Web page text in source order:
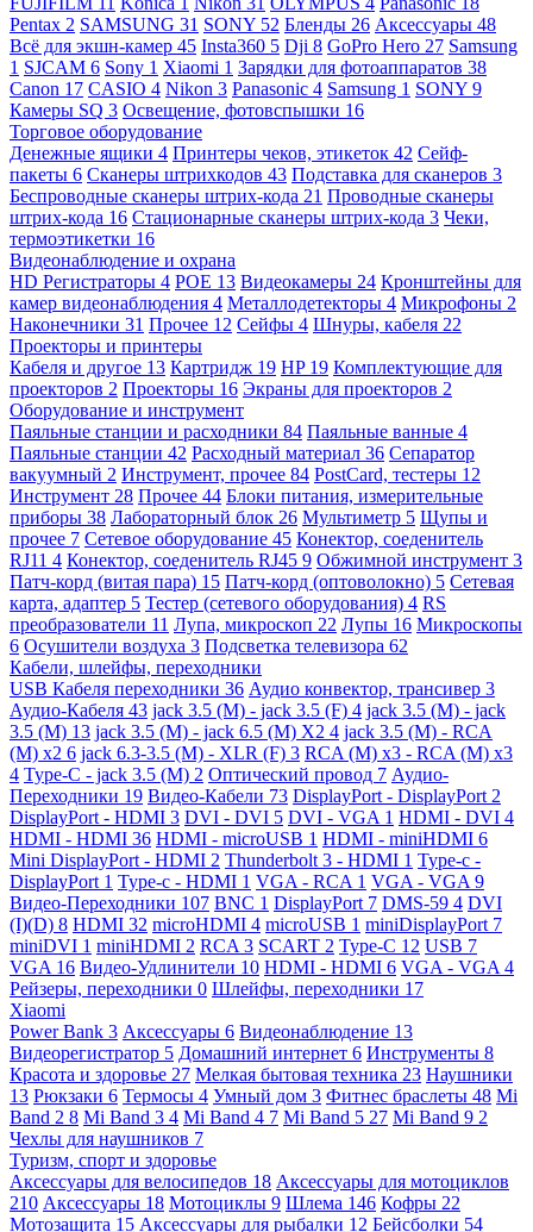
Pentax 2 SAMSUNG 31 SONY 52 Бленды 26 Аксессуары 48
Всё для экшн-камер 45 Insta360 5 Dji 8 GoPro Hero 27 Samsung
1 SJCAM 6 Sony 1 Xiaomi 1 Зарядки для фотоаппаратов 38
Canon 17 CASIO 4 Nikon 3 Panasonic 4 Samsung 1 SONY 9
Камеры SQ 3 Освещение, фотовспышки 16
Торговое оборудование
Денежные ящики 4 Принтеры чеков, этикеток 42 Сейф-
пакеты 6 Сканеры штрихкодов 43 Подставка для сканеров 3
Беспроводные сканеры штрих-кода 21 Проводные сканеры
штрих-кода 16 Стационарные сканеры штрих-кода 3 Чеки,
термоэтикетки 16
Видеонаблюдение и охрана
HD Регистраторы 4 POE 13 Видеокамеры 24 Кронштейны для
камер видеонаблюдения 4 Металлодетекторы 4 Микрофоны 2
Наконечники 31 Прочее 12 Сейфы 4 Шнуры, кабеля 22
Проекторы и принтеры
Кабеля и другое 13 Картридж 19 HP 19 Комплектующие для
проекторов 2 Проекторы 16 Экраны для проекторов 2
Оборудование и инструмент
Паяльные станции и расходники 84 Паяльные ванные 4
Паяльные станции 42 Расходный материал 36 Сепаратор
вакуумный 2 Инструмент, прочее 84 PostCard, тестеры 12
Инструмент 28 Прочее 44 Блоки питания, измерительные
приборы 38 Лабораторный блок 26 Мультиметр 5 Щупы и
прочее 7 Сетевое оборудование 45 Конектор, соеденитель
RJ11 4 Конектор, соеденитель RJ45 9 Обжимной инструмент 3
Патч-корд (витая пара) 15 Патч-корд (оптоволокно) 5 Сетевая
карта, адаптер 5 Тестер (сетевого оборудования) 4 RS
преобразователи 11 Лупа, микроскоп 22 Лупы 16 Микроскопы
6 Осушители воздуха 3 Подсветка телевизора 62
Кабели, шлейфы, переходники
USB Кабеля переходники 36 Аудио конвектор, трансивер 3
Аудио-Кабеля 43 jack 3.5 (M) - jack 3.5 (F) 4 jack 3.5 (M) - jack
3.5 (M) 13 jack 3.5 (M) - jack 6.5 (M) X2 4 jack 3.5 (M) - RCA
(M) x2 6 jack 6.3-3.5 (M) - XLR (F) 3 RCA (M) x3 - RCA (M) x3
4 Type-C - jack 3.5 (M) 2 Оптический провод 7 Аудио-
Переходники 19 Видео-Кабели 73 DisplayPort - DisplayPort 2
DisplayPort - HDMI 3 DVI - DVI 5 DVI - VGA 1 HDMI - DVI 4
HDMI - HDMI 36 HDMI - microUSB 1 HDMI - miniHDMI 6
Mini DisplayPort - HDMI 2 Thunderbolt 3 - HDMI 1 Type-c -
DisplayPort 1 Type-c - HDMI 1 VGA - RCA 1 VGA - VGA 9
Видео-Переходники 107 BNC 1 DisplayPort 7 DMS-59 4 DVI
(I)(D) 8 HDMI 32 microHDMI 4 microUSB 1 miniDisplayPort 7
miniDVI 1 miniHDMI 2 RCA 3 SCART 2 Type-C 12 USB 7
VGA 16 Видео-Удлинители 10 HDMI - HDMI 6 VGA - VGA 4
Рейзеры, переходники 0 Шлейфы, переходники 17
Xiaomi
Power Bank 3 Аксессуары 6 Видеонаблюдение 13
Видеорегистратор 5 Домашний интернет 6 Инструменты 8
Красота и здоровье 27 Мелкая бытовая техника 23 Наушники
13 Рюкзаки 6 Термосы 4 Умный дом 3 Фитнес браслеты 48 Mi
Band 2 8 Mi Band 3 4 Mi Band 4 7 Mi Band 5 27 Mi Band 9 2
Чехлы для наушников 7
Туризм, спорт и здоровье
Аксессуары для велосипедов 18 Аксессуары для мотоциклов
210 Аксессуары 18 Мотоциклы 9 Шлема 146 Кофры 22
Мотозащита 15 Аксессуары для рыбалки 12 Бейсболки 54